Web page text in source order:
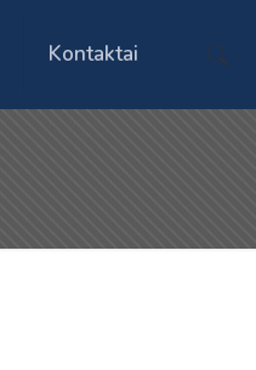
Kontaktai